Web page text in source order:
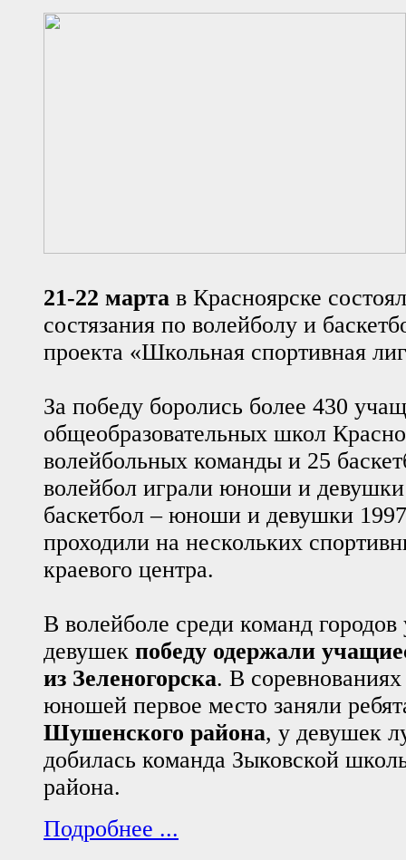
21-22 марта в Красноярске
состязания по волейболу и
проекта «Школьная спортивная
За победу боролись более 430
общеобразовательных школ
волейбольных команды и 25
волейбол играли юноши и девушки
баскетбол – юноши и девушки
проходили на нескольких
краевого центра.
В волейболе среди команд
девушек победу одержали
из Зеленогорска. В
юношей первое место заняли
Шушенского района, у девушек
добилась команда Зыковской
района.
Подробнее ...